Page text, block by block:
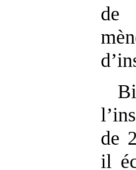
de
de
il